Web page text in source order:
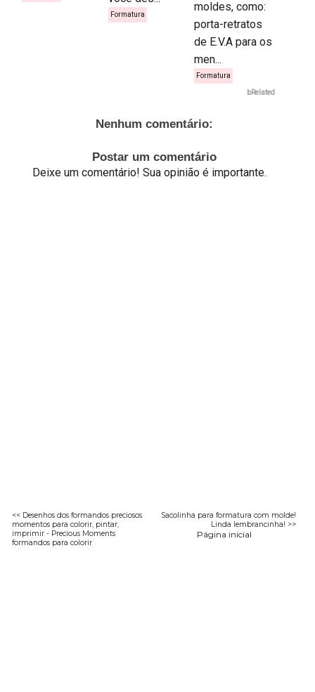
Formatura
moldes, como:
porta-retratos
de E.V.A para os
men...
Formatura
bRelated
Nenhum comentário:
Postar um comentário
Deixe um comentário! Sua opinião é importante.
<< Desenhos dos formandos preciosos
momentos para colorir, pintar,
imprimir - Precious Moments
formandos para colorir
Sacolinha para formatura com molde!
Linda lembrancinha! >>
Página inicial